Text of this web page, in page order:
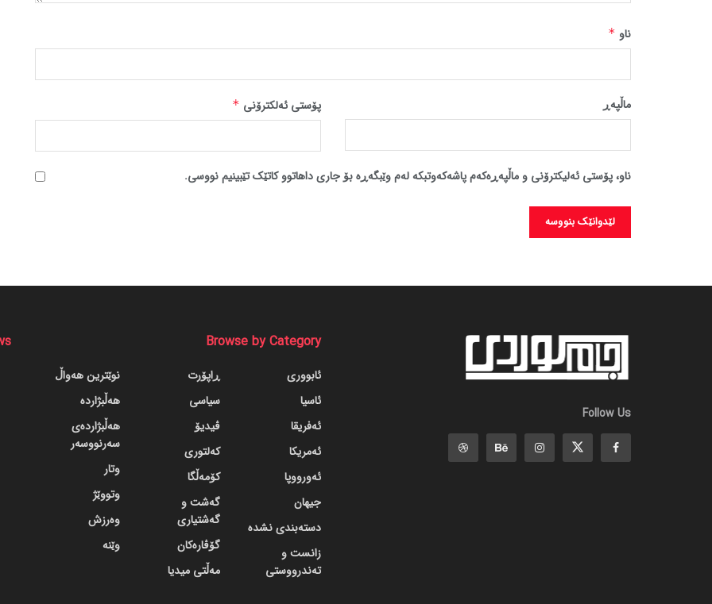
ناو *
پۆستی ئەلکترۆنی * ماڵپه‌ڕ
ناو، پۆستی ئەلیکترۆنی و ماڵپەڕەکەم پاشەکەوتبکە لەم وێبگەڕە بۆ جاری داهاتوو کاتێک تێبینیم نووسی.
Follow Us
Browse by Category
ئابووری
ئاسیا
ئەفریقا
ئەمریکا
ئەورووپا
جیهان
دسته‌بندی نشده
زانست و
تەندرووستی
ڕاپۆرت
سیاسی
ڤیدیۆ
کەلتوری
کۆمەڵگا
گه‌شت و
گه‌شتیاری
گۆڤاره‌کان
مەڵتی میدیا
نوێترین هەواڵ
هەڵبژاردە
هەڵبژاردەی
سەرنووسەر
وتار
وتووێژ
وەرزش
وێنە